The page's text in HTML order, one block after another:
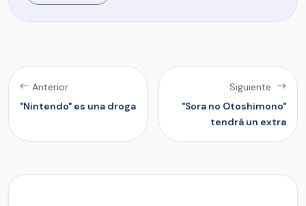
Anterior
"Nintendo" es una droga
Siguiente
"Sora no Otoshimono"
tendrá un extra